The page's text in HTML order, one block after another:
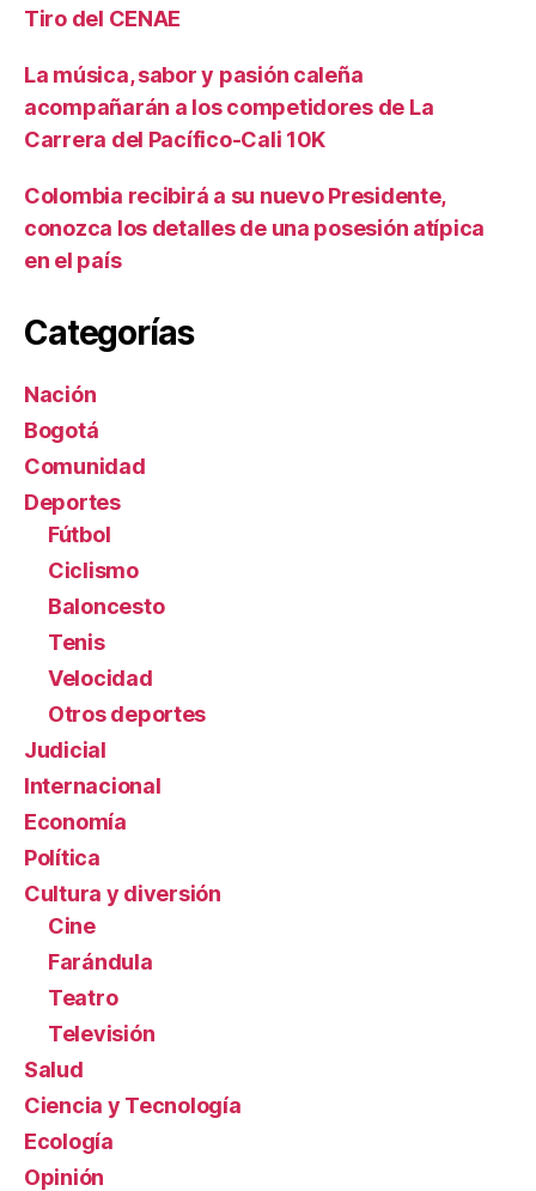
Tiro del CENAE
La música, sabor y pasión caleña
acompañarán a los competidores de La
Carrera del Pacífico-Cali 10K
Colombia recibirá a su nuevo Presidente,
conozca los detalles de una posesión atípica
en el país
Categorías
Nación
Bogotá
Comunidad
Deportes
Fútbol
Ciclismo
Baloncesto
Tenis
Velocidad
Otros deportes
Judicial
Internacional
Economía
Política
Cultura y diversión
Cine
Farándula
Teatro
Televisión
Salud
Ciencia y Tecnología
Ecología
Opinión